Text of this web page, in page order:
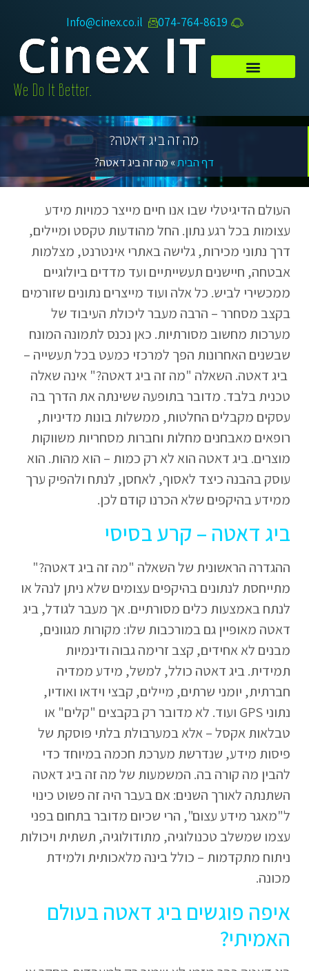
074-764-8619​
Info@cinex.co.il
מה זה ביג דאטה?
דף הבית» מה זה ביג דאטה?
העולם הדיגיטלי שבו אנו חיים מייצר כמויות מידע
עצומות בכל רגע נתון. החל מהודעות טקסט ומיילים,
דרך נתוני מכירות, גלישה באתרי אינטרנט, מצלמות
אבטחה, חיישנים תעשייתיים ועד מדדים ביולוגיים
ממכשירי לביש. כל אלה ועוד מייצרים נתונים שזורמים
בקצב מסחרר – הרבה מעבר ליכולת העיבוד של
מערכות מחשוב מסורתיות. כאן נכנס לתמונה המונח
שבשנים האחרונות הפך למרכזי כמעט בכל תעשייה –
ביג דאטה. השאלה "מה זה ביג דאטה?" אינה שאלה
טכנית בלבד. מדובר בתופעה ששינתה את הדרך בה
עסקים מקבלים החלטות, ממשלות בונות מדיניות,
רופאים מאבחנים מחלות וחברות מסחריות משווקות
מוצרים. ביג דאטה הוא לא רק כמות – הוא מהות. הוא
עוסק בהבנה כיצד לאסוף, לאחסן, לנתח ולהפיק ערך
ממידע בהיקפים שלא הכרנו קודם לכן.
ביג דאטה – קרע בסיסי
ההגדרה הראשונית של השאלה "מה זה ביג דאטה?"
מתייחסת לנתונים בהיקפים עצומים שלא ניתן לנהל או
לנתח באמצעות כלים מסורתיים. אך מעבר לגודל, ביג
דאטה מאופיין גם במורכבות שלו: מקורות מגוונים,
מבנים לא אחידים, קצב זרימה גבוה ודינמיות
תמידית. ביג דאטה כולל, למשל, מידע ממדיה
חברתית, יומני שרתים, מיילים, קבצי וידאו ואודיו,
נתוני GPS ועוד. לא מדובר רק בקבצים "קלים" או
טבלאות אקסל – אלא במערבולת בלתי פוסקת של
פיסות מידע, שנדרשת מערכת חכמה במיוחד כדי
להבין מה קורה בה. המשמעות של מה זה ביג דאטה
השתנתה לאורך השנים: אם בעבר היה זה פשוט כינוי
ל"מאגר מידע עצום", הרי שכיום מדובר בתחום בפני
עצמו שמשלב טכנולוגיה, מתודולוגיה, תשתית ויכולות
ניתוח מתקדמות – כולל בינה מלאכותית ולמידת
מכונה.
איפה פוגשים ביג דאטה בעולם
האמיתי?